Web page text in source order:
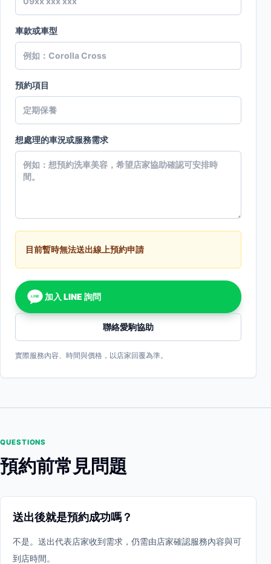
車款或車型
預約項目
想處理的車況或服務需求
目前暫時無法送出線上預約申請
LINE 加入 LINE 詢問
聯絡愛駒協助
實際服務內容、時間與價格，以店家回覆為準。
QUESTIONS
預約前常見問題
送出後就是預約成功嗎？
不是。送出代表店家收到需求，仍需由店家確認服務內容與可
到店時間。